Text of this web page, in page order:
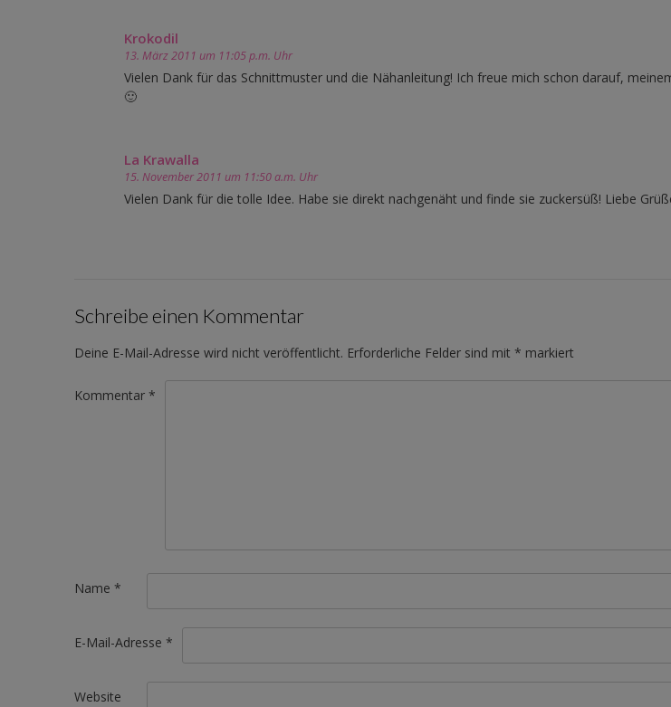
Krokodil
13. März 2011 um 11:05 p.m. Uhr
Vielen Dank für das Schnittmuster und die Nähanleitung! Ich freue mich schon darauf,
🙂
La Krawalla
15. November 2011 um 11:50 a.m. Uhr
Vielen Dank für die tolle Idee. Habe sie direkt nachgenäht und finde sie zuckersüß! Liebe
Schreibe einen Kommentar
Deine E-Mail-Adresse wird nicht veröffentlicht. Erforderliche Felder sind mit * markiert
Kommentar *
Name *
E-Mail-Adresse *
Website